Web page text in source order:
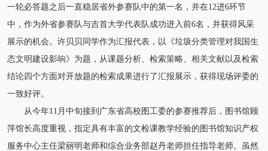
一轮必答题之后一直稳居省外参赛队中的第一名，并在12进6环节
中，作为外省参赛队与吉首大学代表队成功进入前6名，并获得风采
展示的机会。许贝贝同学作为汇报代表，以《垃圾分类管理对我国生
态文明建设影响》为题，从课题分析、检索策略、相关文献以及检索
结论四个方面对开放题的检索成果进行了汇报展示，获得现场评委的
一致好评。
从今年11月中旬接到广东省高校图工委的参赛推荐后，图书馆顾
萍馆长高度重视，指定具有丰富的文检课教学经验的图书馆知识产权
服务中心主任梁丽明老师和综合业务部赵丹老师担任指导老师。虽然